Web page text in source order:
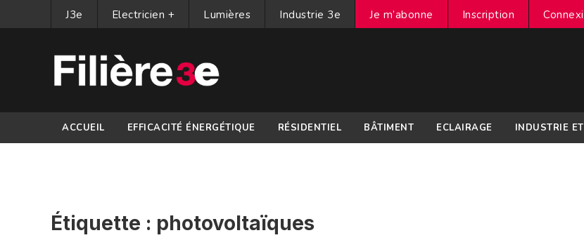
J3e Electricien + Lumières Industrie 3e Je m’abonne Inscription
ACCUEIL EFFICACITÉ ÉNERGÉTIQUE RÉSIDENTIEL BÂTIMENT ECLAIRAGE INDUSTRIE
Étiquette : photovoltaïques